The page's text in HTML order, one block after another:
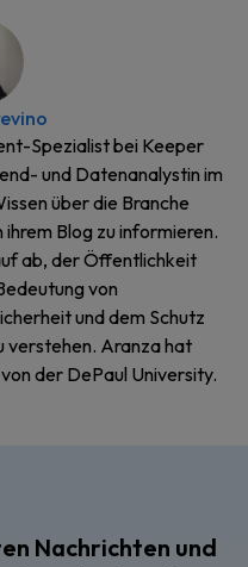
Spezialist bei Keeper
und Datenanalystin im
über die Branche
Blog zu informieren.
ab, der Öffentlichkeit
von
und dem Schutz
verstehen. Aranza hat
der DePaul University.
Nachrichten und